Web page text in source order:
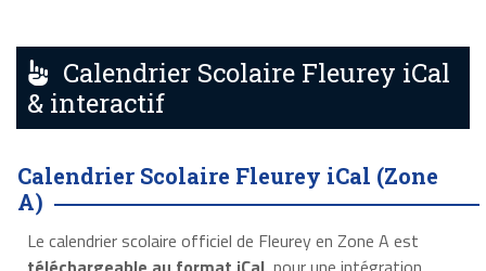
Calendrier Scolaire Fleurey iCal
& interactif
Calendrier Scolaire Fleurey iCal (Zone
A)
Le calendrier scolaire officiel de Fleurey en Zone A est